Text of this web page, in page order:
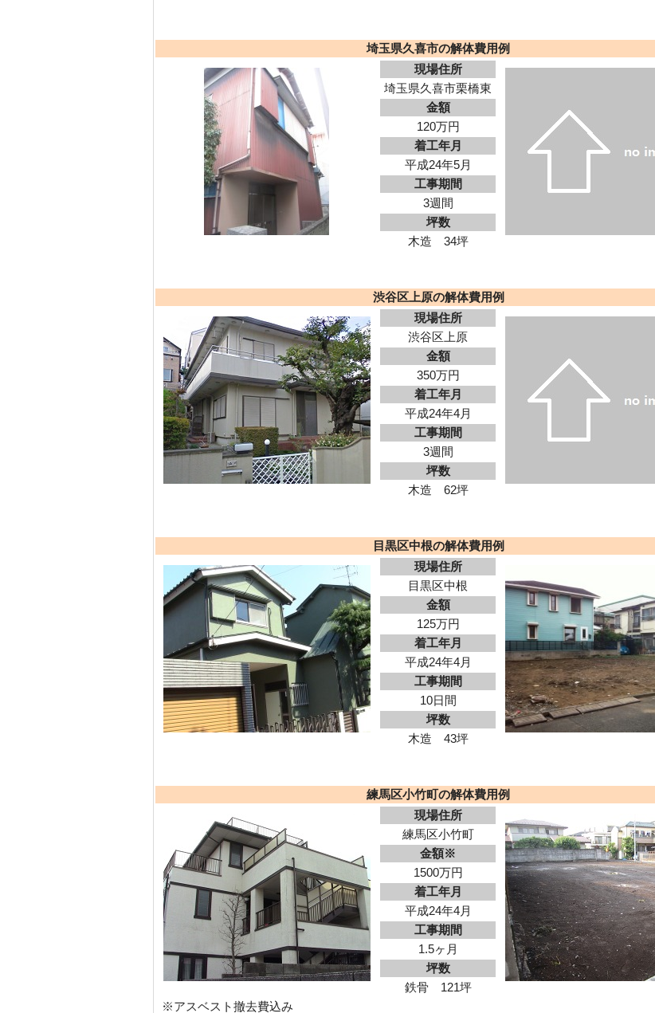
埼玉県久喜市の解体費用例
現場住所
埼玉県久喜市栗橋東
金額
120万円
着工年月
平成24年5月
工事期間
3週間
坪数
木造 34坪
渋谷区上原の解体費用例
現場住所
渋谷区上原
金額
350万円
着工年月
平成24年4月
工事期間
3週間
坪数
木造 62坪
目黒区中根の解体費用例
現場住所
目黒区中根
金額
125万円
着工年月
平成24年4月
工事期間
10日間
坪数
木造 43坪
練馬区小竹町の解体費用例
現場住所
練馬区小竹町
金額※
1500万円
着工年月
平成24年4月
工事期間
1.5ヶ月
坪数
鉄骨 121坪
※アスベスト撤去費込み